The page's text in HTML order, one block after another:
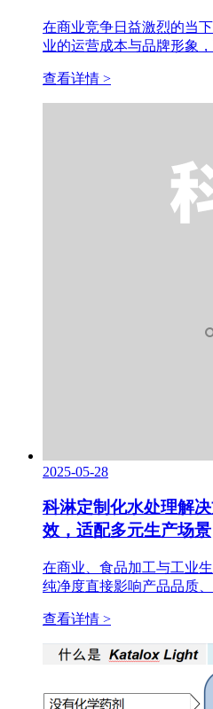
在商业竞争日益激烈的当
业的运营成本与品牌形象
查看详情 >
2025-05-28
科淋定制化水处理解
效，适配多元生产场景
在商业、食品加工与工业
纯净度直接影响产品品质
查看详情 >